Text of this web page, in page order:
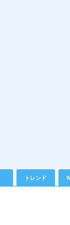
トレンド